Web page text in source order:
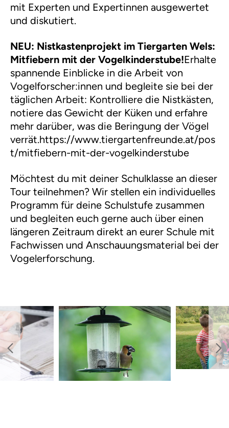
mit Experten und Expertinnen ausgewertet
und diskutiert.
NEU: Nistkastenprojekt im Tiergarten Wels:
Mitfiebern mit der Vogelkinderstube!Erhalte
spannende Einblicke in die Arbeit von
Vogelforscher:innen und begleite sie bei der
täglichen Arbeit: Kontrolliere die Nistkästen,
notiere das Gewicht der Küken und erfahre
mehr darüber, was die Beringung der Vögel
verrät.https://www.tiergartenfreunde.at/pos
t/mitfiebern-mit-der-vogelkinderstube
Möchtest du mit deiner Schulklasse an dieser
Tour teilnehmen? Wir stellen ein individuelles
Programm für deine Schulstufe zusammen
und begleiten euch gerne auch über einen
längeren Zeitraum direkt an eurer Schule mit
Fachwissen und Anschauungsmaterial bei der
Vogelerforschung.